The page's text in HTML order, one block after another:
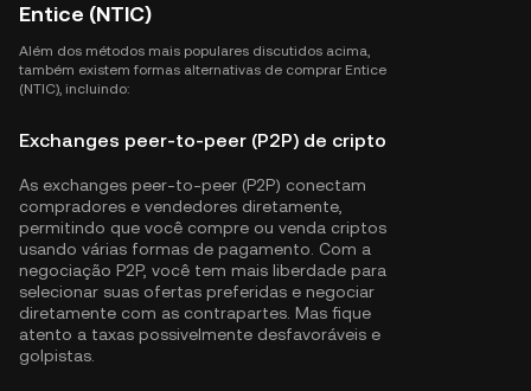
Entice (NTIC)
Além dos métodos mais populares discutidos acima,
também existem formas alternativas de comprar Entice
(NTIC), incluindo:
Exchanges peer-to-peer (P2P) de cripto
As exchanges peer-to-peer (P2P) conectam
compradores e vendedores diretamente,
permitindo que você compre ou venda criptos
usando várias formas de pagamento. Com a
negociação P2P, você tem mais liberdade para
selecionar suas ofertas preferidas e negociar
diretamente com as contrapartes. Mas fique
atento a taxas possivelmente desfavoráveis e
golpistas.